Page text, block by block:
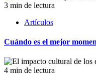
3 min de lectura
Artículos
Cuándo es el mejor
4 min de lectura